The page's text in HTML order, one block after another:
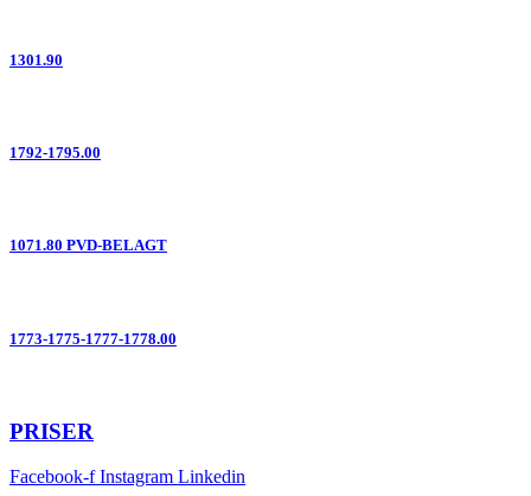
1301.90
1792-1795.00
1071.80 PVD-BELAGT
1773-1775-1777-1778.00
PRISER
Facebook-f Instagram Linkedin